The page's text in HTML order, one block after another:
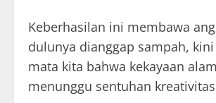
Keberhasilan ini membawa
dulunya dianggap sampah,
mata kita bahwa kekayaan
menunggu sentuhan